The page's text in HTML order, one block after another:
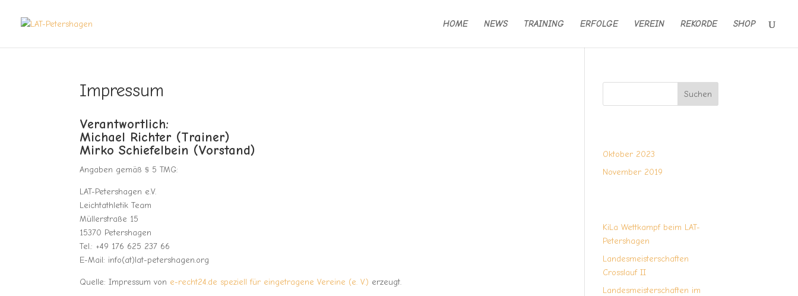
HOME NEWS TRAINING ERFOLGE VEREIN REKORDE SHOP
Impressum
Verantwortlich:
Michael Richter (Trainer)
Mirko Schiefelbein (Vorstand)
Angaben gemäß § 5 TMG:
LAT-Petershagen e.V.
Leichtathletik Team
Müllerstraße 15
15370 Petershagen
Tel.: +49 176 625 237 66
E-Mail: info(at)lat-petershagen.org
Quelle: Impressum von e-recht24.de speziell für eingetragene Vereine (e. V.) erzeugt.
Suchen
Oktober 2023
November 2019
KiLa Wettkampf beim LAT-
Petershagen
Landesmeisterschaften
Crosslauf II
Landesmeisterschaften im